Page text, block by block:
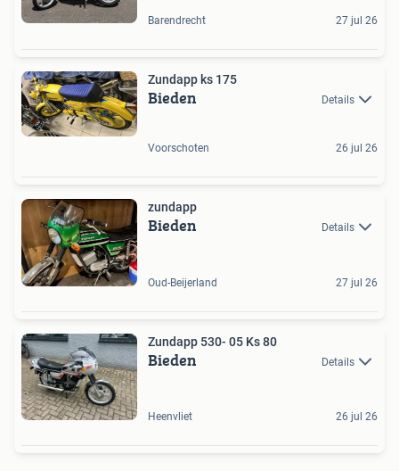
Barendrecht 27 jul 26
Zundapp ks 175
Bieden Details
Voorschoten 26 jul 26
zundapp
Bieden Details
Oud-Beijerland 27 jul 26
Zundapp 530- 05 Ks 80
Bieden Details
Heenvliet 26 jul 26